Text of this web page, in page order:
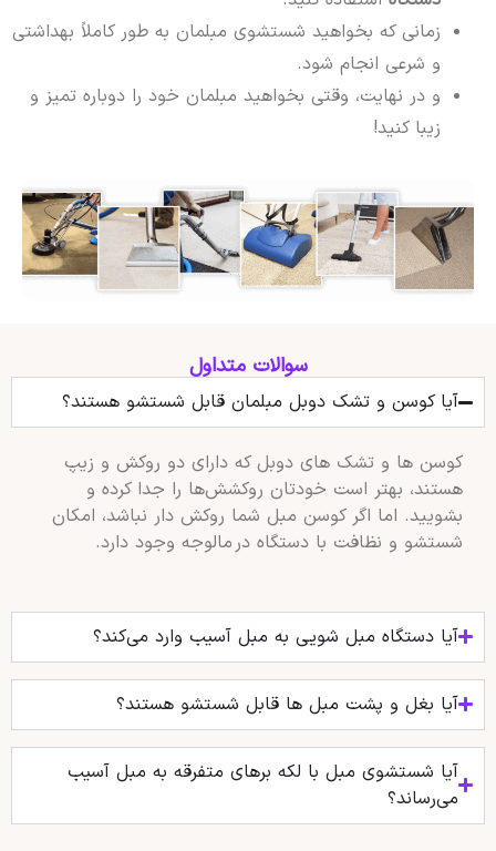
زمانی که بخواهید شستشوی مبلمان به طور کاملاً بهداشتی
و شرعی انجام شود.
و در نهایت، وقتی بخواهید مبلمان خود را دوباره تمیز و
زیبا کنید!
سوالات متداول
آیا کوسن و تشک دوبل مبلمان قابل شستشو هستند؟
کوسن‌ ها و تشک‌ های دوبل که دارای دو روکش و زیپ
هستند، بهتر است خودتان روکشش‌ها را جدا کرده و
بشویید. اما اگر کوسن مبل شما روکش‌ دار نباشد، امکان
شستشو و نظافت با دستگاه در مالوجه وجود دارد.
آیا دستگاه مبل شویی به مبل آسیب وارد می‌کند؟
آیا بغل و پشت مبل‌ ها قابل شستشو هستند؟
آیا شستشوی مبل با لکه‌ برهای متفرقه به مبل آسیب
می‌رساند؟